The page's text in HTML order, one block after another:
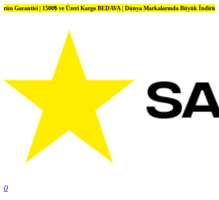
1500₺ ve Üzeri Kargo BEDAVA | Dünya Markalarında Büyük İndirimler
0